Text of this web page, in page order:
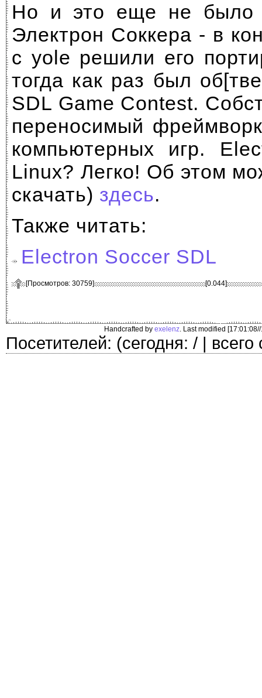
Но и это еще не было
Электрон Соккера - в
с yole решили его
тогда как раз был
SDL Game Contest.
переносимый
компьютерных игр.
Linux? Легко! Об этом
скачать) здесь.
Также читать:
Electron Soccer SDL
[Просмотров: 30759] [0.044]
Handcrafted by exelenz. Last modified
Посетителей: (сегодня: / |